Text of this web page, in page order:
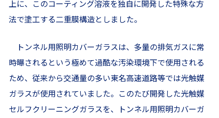
上に、このコーティング溶液を独自に開発した特殊な方
法で塗工する二重膜構造としました。
トンネル用照明カバーガラスは、多量の排気ガスに常
時曝されるという極めて過酷な汚染環境下で使用される
ため、従来から交通量の多い東名高速道路等では光触媒
ガラスが使用されていました。このたび開発した光触媒
セルフクリーニングガラスを、トンネル用照明カバーガ